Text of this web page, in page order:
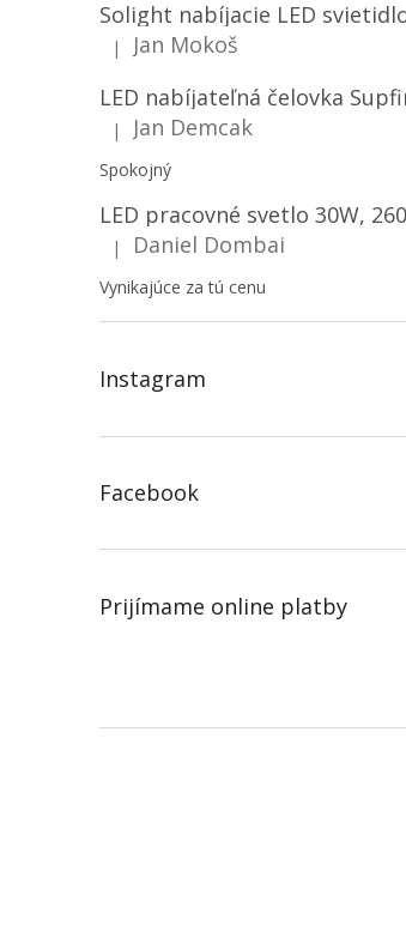
Hodnotenie produktu je 5 z 5 hviezdičiek.
|
Jan Mokoš
Hodnotenie produktu je 5 z 5 hviezdičiek.
| Jan Demcak
Spokojný
Hodnotenie produktu je 5 z 5 hviezdičiek.
| Daniel Dombai
Vynikajúce za tú cenu
Instagram
Facebook
Prijímame online platby